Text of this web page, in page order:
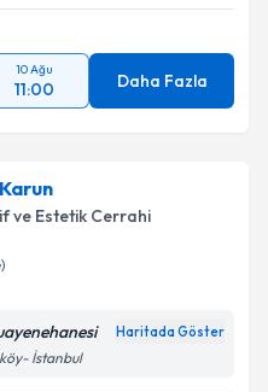
10 Ağu
11:00 Daha Fazla
ve Estetik Cerrahi
Haritada Göster
İstanbul